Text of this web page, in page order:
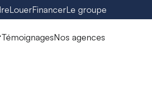
LouerFinancerLe groupe
TémoignagesNos agences